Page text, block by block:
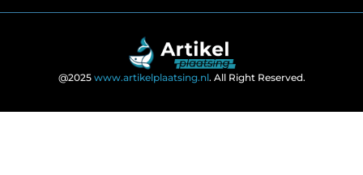
@2025 www.artikelplaatsing.nl. All Right Reserved.